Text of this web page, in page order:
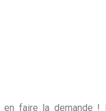
en faire la